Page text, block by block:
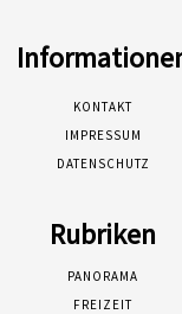
KONTAKT
IMPRESSUM
DATENSCHUTZ
Rubriken
PANORAMA
FREIZEIT